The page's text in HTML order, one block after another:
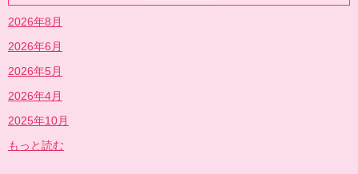
2026年8月
2026年6月
2026年5月
2026年4月
2025年10月
もっと読む